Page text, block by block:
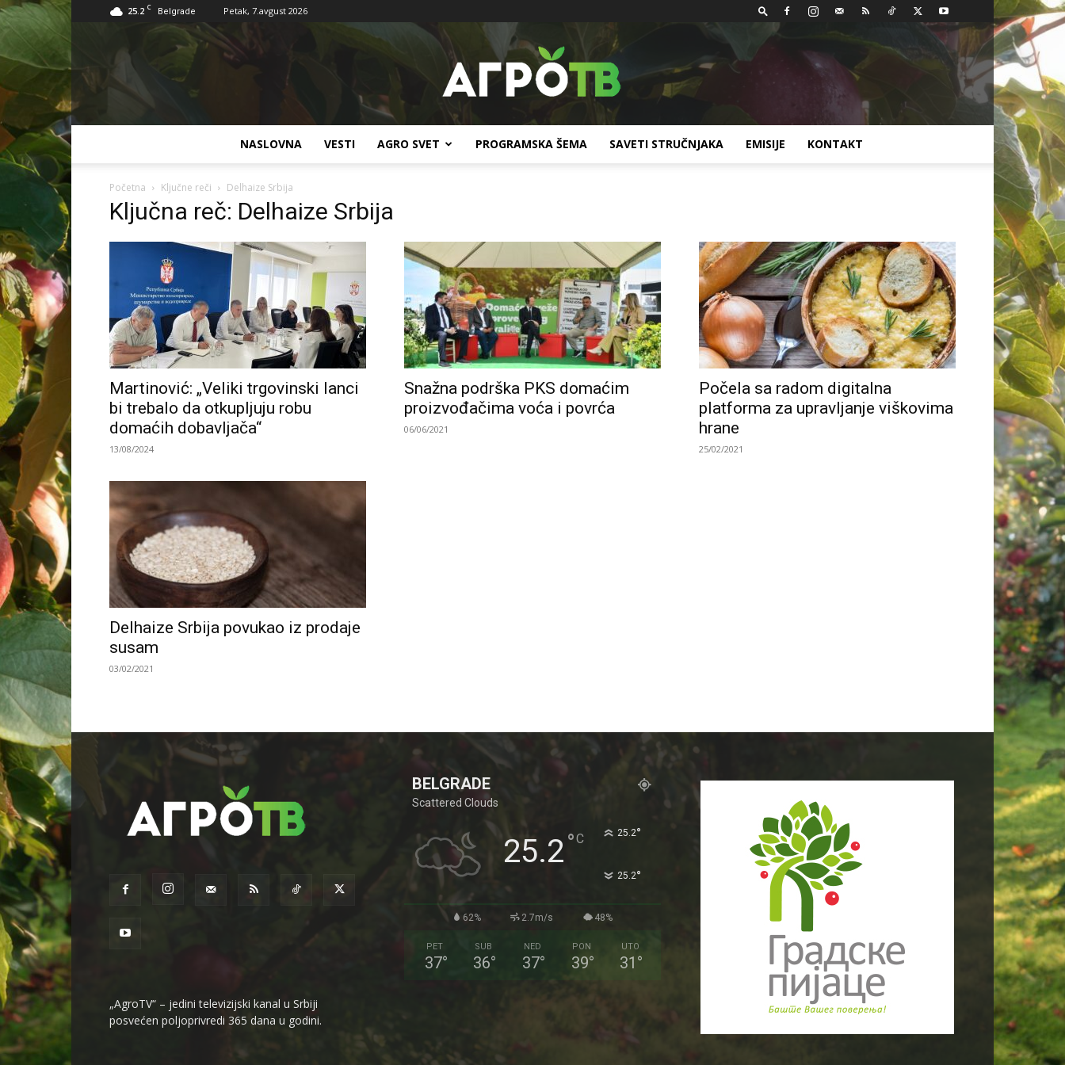
25.2 C Belgrade Petak, 7.avgust 2026
NASLOVNA VESTI AGRO SVET PROGRAMSKA ŠEMA SAVETI STRUČNJAKA EMISIJE KONTAKT
Početna Ključne reči Delhaize Srbija
Ključna reč: Delhaize Srbija
Martinović: „Veliki trgovinski lanci
bi trebalo da otkupljuju robu
domaćih dobavljača“
13/08/2024
Snažna podrška PKS domaćim
proizvođačima voća i povrća
06/06/2021
Počela sa radom digitalna
platforma za upravljanje viškovima
hrane
25/02/2021
Delhaize Srbija povukao iz prodaje
susam
03/02/2021
„AgroTV“ – jedini televizijski kanal u Srbiji
posvećen poljoprivredi 365 dana u godini.
BELGRADE
Scattered Clouds
25.2°C 25.2°
25.2°
62% 2.7m/s 48%
PET
37°
SUB
36°
NED
37°
PON
39°
UTO
31 °